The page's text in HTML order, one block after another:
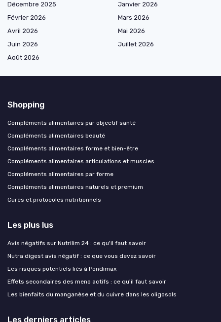
Décembre 2025
Janvier 2026
Février 2026
Mars 2026
Avril 2026
Mai 2026
Juin 2026
Juillet 2026
Août 2026
Shopping
Compléments alimentaires par objectif santé
Compléments alimentaires beauté
Compléments alimentaires forme et bien-être
Compléments alimentaires articulations et muscles
Compléments alimentaires par forme
Compléments alimentaires naturels et premium
Cures et protocoles nutritionnels
Les plus lus
Avis négatifs sur Nutrilim 24 : ce qu'il faut savoir
Nutra digest avis négatif : ce que vous devez savoir
Les risques potentiels liés à Pondimax
Effets secondaires des meno actifs : ce qu'il faut savoir
Les bienfaits du manganèse et du cuivre dans les oligosols
Les derniers articles